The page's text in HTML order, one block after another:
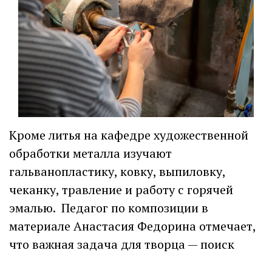
Кроме литья на кафедре художественной
обработки металла изучают
гальванопластику, ковку, выпиловку,
чеканку, травление и работу с горячей
эмалью. Педагог по композиции в
материале Анастасия Федорина отмечает,
что важная задача для творца — поиск